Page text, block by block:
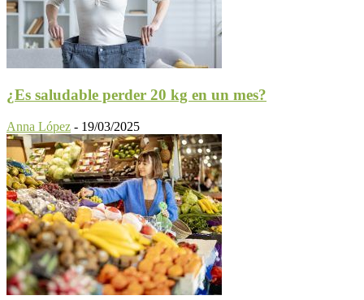
¿Es saludable perder 20 kg en un mes?
Anna López - 19/03/2025